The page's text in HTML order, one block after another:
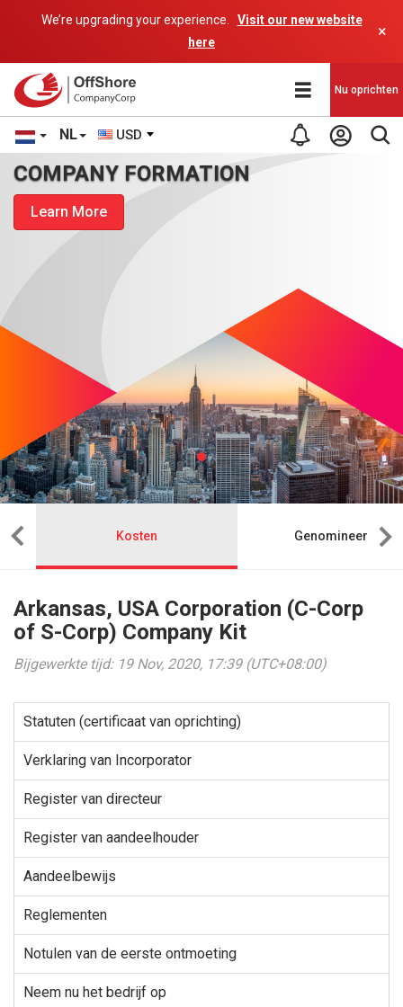
We’re upgrading your experience.
Visit our new website
here
×
NL USD
Nu oprichten
COMPANY FORMATION
Learn More
Kosten Genomineerde
Arkansas, USA Corporation (C-Corp
of S-Corp) Company Kit
Bijgewerkte tijd: 19 Nov, 2020, 17:39 (UTC+08:00)
Statuten (certificaat van oprichting)
Verklaring van Incorporator
Register van directeur
Register van aandeelhouder
Aandeelbewijs
Reglementen
Notulen van de eerste ontmoeting
Neem nu het bedrijf op